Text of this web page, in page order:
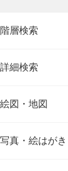
階層検索
詳細検索
絵図・地図
写真・絵はがき